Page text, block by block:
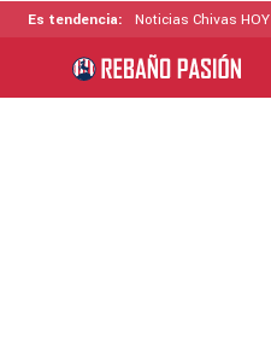
Es tendencia: Noticias Chivas HOY